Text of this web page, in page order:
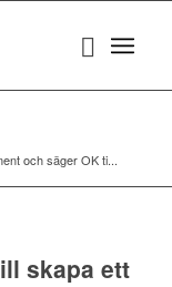
och säger OK ti...
skapa ett